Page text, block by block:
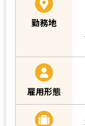
勤務地
雇用形態